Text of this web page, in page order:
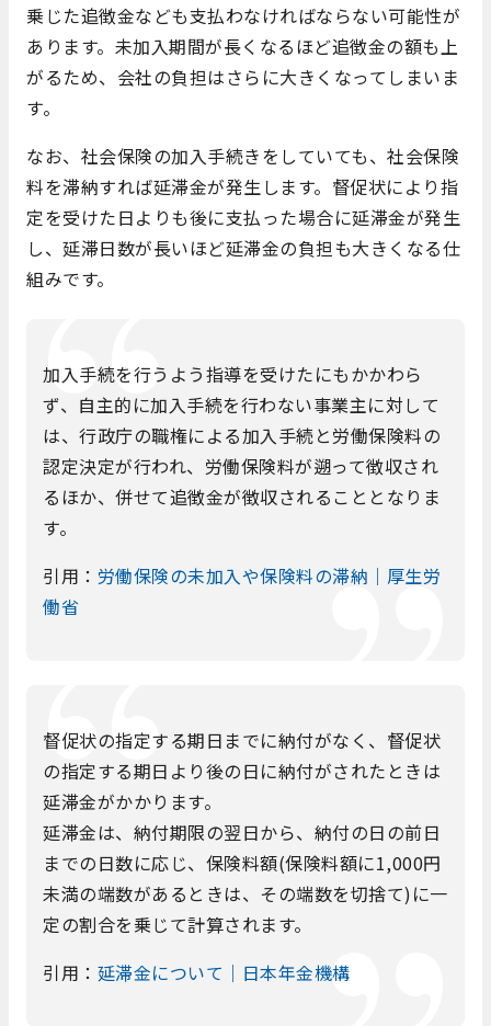
乗じた追徴金なども支払わなければならない可能性が
あります。未加入期間が長くなるほど追徴金の額も上
がるため、会社の負担はさらに大きくなってしまいま
す。
なお、社会保険の加入手続きをしていても、社会保険
料を滞納すれば延滞金が発生します。督促状により指
定を受けた日よりも後に支払った場合に延滞金が発生
し、延滞日数が長いほど延滞金の負担も大きくなる仕
組みです。
加入手続を行うよう指導を受けたにもかかわら
ず、自主的に加入手続を行わない事業主に対して
は、行政庁の職権による加入手続と労働保険料の
認定決定が行われ、労働保険料が遡って徴収され
るほか、併せて追徴金が徴収されることとなりま
す。
引用： 労働保険の未加入や保険料の滞納｜厚生労
働省
督促状の指定する期日までに納付がなく、督促状
の指定する期日より後の日に納付がされたときは
延滞金がかかります。
延滞金は、納付期限の翌日から、納付の日の前日
までの日数に応じ、保険料額(保険料額に1,000円
未満の端数があるときは、その端数を切捨て)に一
定の割合を乗じて計算されます。
引用： 延滞金について｜日本年金機構